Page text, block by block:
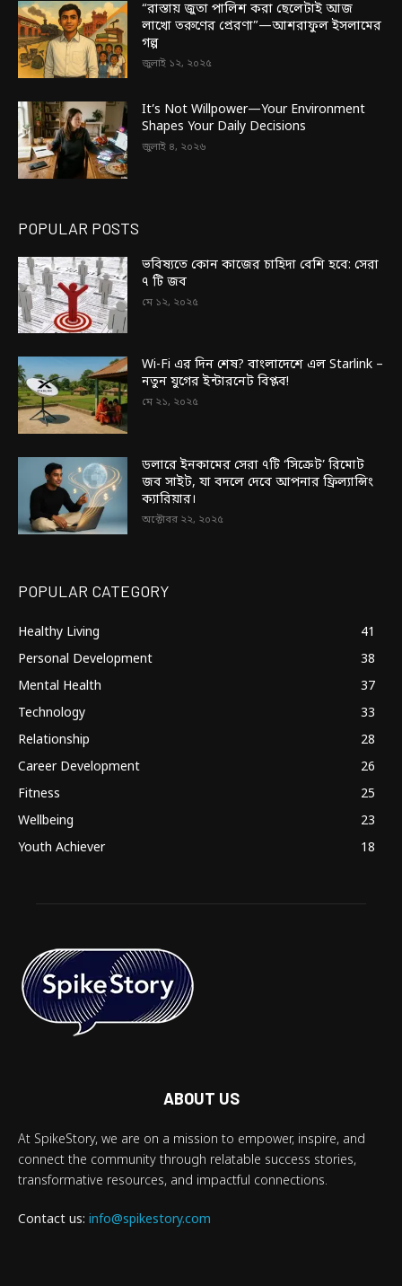
“রাস্তায় জুতা পালিশ করা ছেলেটাই আজ
লাখো তরুণের প্রেরণা”—আশরাফুল ইসলামের
গল্প
জুলাই ১২, ২০২৫
It’s Not Willpower—Your Environment
Shapes Your Daily Decisions
জুলাই ৪, ২০২৬
POPULAR POSTS
ভবিষ্যতে কোন কাজের চাহিদা বেশি হবে: সেরা
৭ টি জব
মে ১২, ২০২৫
Wi-Fi এর দিন শেষ? বাংলাদেশে এল Starlink –
নতুন যুগের ইন্টারনেট বিপ্লব!
মে ২১, ২০২৫
ডলারে ইনকামের সেরা ৭টি ‘সিক্রেট’ রিমোট
জব সাইট, যা বদলে দেবে আপনার ফ্রিল্যান্সিং
ক্যারিয়ার।
অক্টোবর ২২, ২০২৫
POPULAR CATEGORY
Healthy Living
41
Personal Development
38
Mental Health
37
Technology
33
Relationship
28
Career Development
26
Fitness
25
Wellbeing
23
Youth Achiever
18
ABOUT US
At SpikeStory, we are on a mission to empower, inspire, and
connect the community through relatable success stories,
transformative resources, and impactful connections.
Contact us: info@spikestory.com